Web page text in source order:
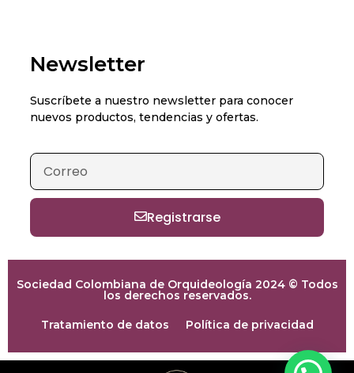
Newsletter
Suscríbete a nuestro newsletter para conocer
nuevos productos, tendencias y ofertas.
Registrarse
Sociedad Colombiana de Orquideología 2024 © Todos
los derechos reservados.
Tratamiento de datos Política de privacidad